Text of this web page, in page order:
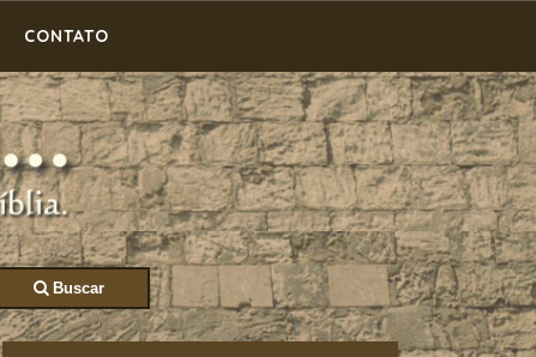
CONTATO
Buscar